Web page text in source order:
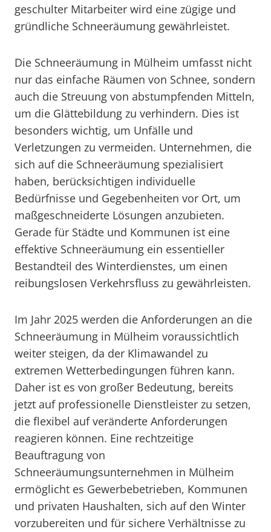
geschulter Mitarbeiter wird eine zügige und
gründliche Schneeräumung gewährleistet.
Die Schneeräumung in Mülheim umfasst nicht
nur das einfache Räumen von Schnee, sondern
auch die Streuung von abstumpfenden Mitteln,
um die Glättebildung zu verhindern. Dies ist
besonders wichtig, um Unfälle und
Verletzungen zu vermeiden. Unternehmen, die
sich auf die Schneeräumung spezialisiert
haben, berücksichtigen individuelle
Bedürfnisse und Gegebenheiten vor Ort, um
maßgeschneiderte Lösungen anzubieten.
Gerade für Städte und Kommunen ist eine
effektive Schneeräumung ein essentieller
Bestandteil des Winterdienstes, um einen
reibungslosen Verkehrsfluss zu gewährleisten.
Im Jahr 2025 werden die Anforderungen an die
Schneeräumung in Mülheim voraussichtlich
weiter steigen, da der Klimawandel zu
extremen Wetterbedingungen führen kann.
Daher ist es von großer Bedeutung, bereits
jetzt auf professionelle Dienstleister zu setzen,
die flexibel auf veränderte Anforderungen
reagieren können. Eine rechtzeitige
Beauftragung von
Schneeräumungsunternehmen in Mülheim
ermöglicht es Gewerbebetrieben, Kommunen
und privaten Haushalten, sich auf den Winter
vorzubereiten und für sichere Verhältnisse zu